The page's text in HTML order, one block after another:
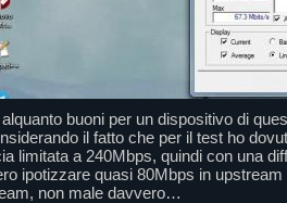
buoni per un dispositivo di
il fatto che per il test ho
limitata a 240Mbps, quindi con una
ipotizzare quasi 80Mbps in
non male davvero…